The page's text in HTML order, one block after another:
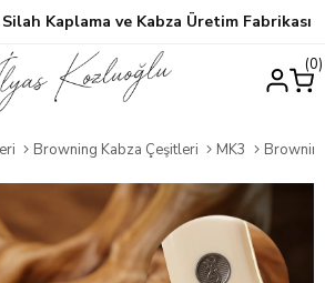
Kaplama ve Kabza Üretim Fabrikası
0
Browning Kabza Çeşitleri MK3 Browning